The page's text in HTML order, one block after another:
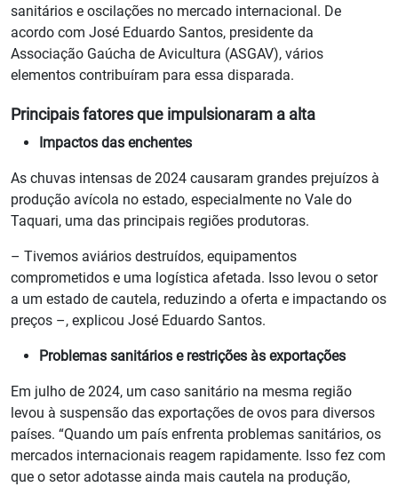
sanitários e oscilações no mercado internacional. De
acordo com José Eduardo Santos, presidente da
Associação Gaúcha de Avicultura (ASGAV), vários
elementos contribuíram para essa disparada.
Principais fatores que impulsionaram a alta
Impactos das enchentes
As chuvas intensas de 2024 causaram grandes prejuízos à
produção avícola no estado, especialmente no Vale do
Taquari, uma das principais regiões produtoras.
– Tivemos aviários destruídos, equipamentos
comprometidos e uma logística afetada. Isso levou o setor
a um estado de cautela, reduzindo a oferta e impactando os
preços –, explicou José Eduardo Santos.
Problemas sanitários e restrições às exportações
Em julho de 2024, um caso sanitário na mesma região
levou à suspensão das exportações de ovos para diversos
países. “Quando um país enfrenta problemas sanitários, os
mercados internacionais reagem rapidamente. Isso fez com
que o setor adotasse ainda mais cautela na produção,